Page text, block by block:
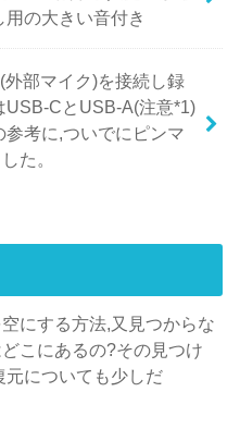
の大きい音付き
部マイク)を接続し録
USB-CとUSB-A(注意*1)
考に,ついでにピンマ
た。
にする方法,又見つからな
こにあるの?その見つけ
元についても少しだ